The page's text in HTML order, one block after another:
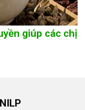
giúp các chị